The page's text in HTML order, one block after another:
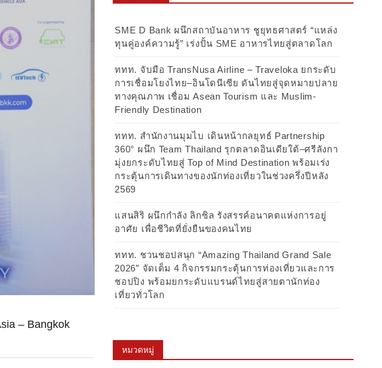
– Bangkok
SME D Bank ผนึกสถาบันอาหาร ชูยุทธศาสตร์ “แหล่ง
ทุนคู่องค์ความรู้” เร่งปั้น SME อาหารไทยสู่ตลาดโลก
ททท. จับมือ TransNusa Airline – Traveloka ยกระดับ
การเชื่อมโยงไทย–อินโดนีเซีย ดันไทยสู่จุดหมายปลาย
ทางคุณภาพ เชื่อม Asean Tourism และ Muslim-
Friendly Destination
ททท. สำนักงานมุมไบ เดินหน้ากลยุทธ์ Partnership
360° ผนึก Team Thailand รุกตลาดอินเดียใต้–ศรีลังกา
มุ่งยกระดับไทยสู่ Top of Mind Destination พร้อมเร่ง
กระตุ้นการเดินทางของนักท่องเที่ยวในช่วงครึ่งปีหลัง
2569
แสนสิริ ผนึกกำลัง ลิกซิล รังสรรค์อนาคตแห่งการอยู่
อาศัย เพื่อชีวิตที่ยั่งยืนของคนไทย
ททท. ชวนชอปสนุก “Amazing Thailand Grand Sale
2026” จัดเต็ม 4 กิจกรรมกระตุ้นการท่องเที่ยวและการ
ชอปปิง พร้อมยกระดับแบรนด์ไทยสู่สายตานักท่อง
เที่ยวทั่วโลก
หมวดหมู่